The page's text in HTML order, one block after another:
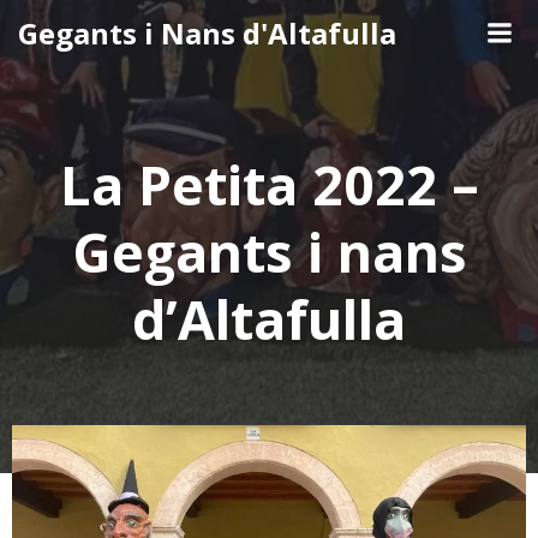
Skip
to
content
Gegants i Nans d'Altafulla
La Petita 2022 –
Gegants i nans
d’Altafulla